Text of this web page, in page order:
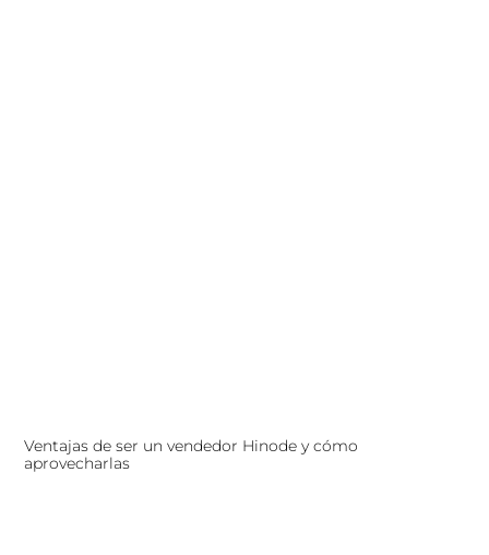
Ventajas de ser un vendedor Hinode y cómo
aprovecharlas